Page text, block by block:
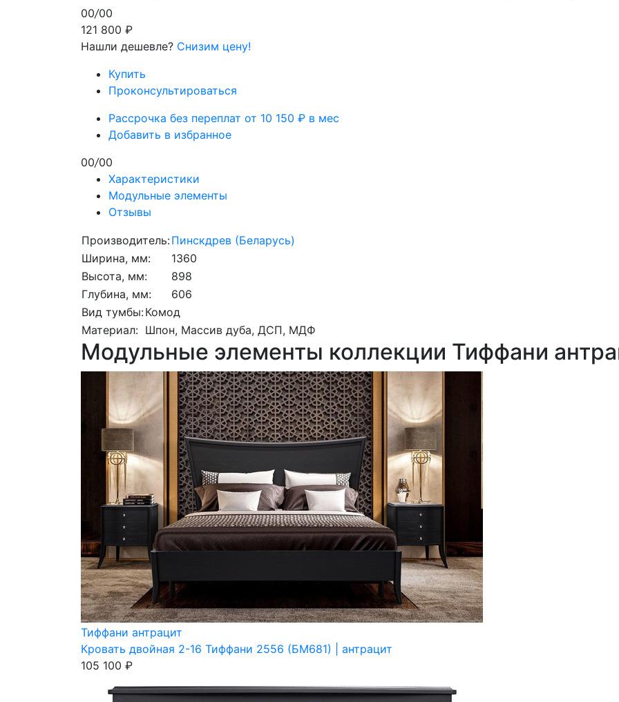
00/00
121 800 ₽
Нашли дешевле? Снизим цену!
Купить
Проконсультироваться
Рассрочка без переплат от 10 150 ₽ в мес
Добавить в избранное
00/00
Характеристики
Модульные элементы
Отзывы
Производитель:Пинскдрев (Беларусь)
Ширина, мм:
1360
Высота, мм:
898
Глубина, мм:
606
Вид тумбы:Комод
Материал: Шпон, Массив дуба, ДСП, МДФ
Модульные элементы коллекции Тиффани
Тиффани антрацит
Кровать двойная 2-16 Тиффани 2556 (БМ681) | антрацит
105 100 ₽